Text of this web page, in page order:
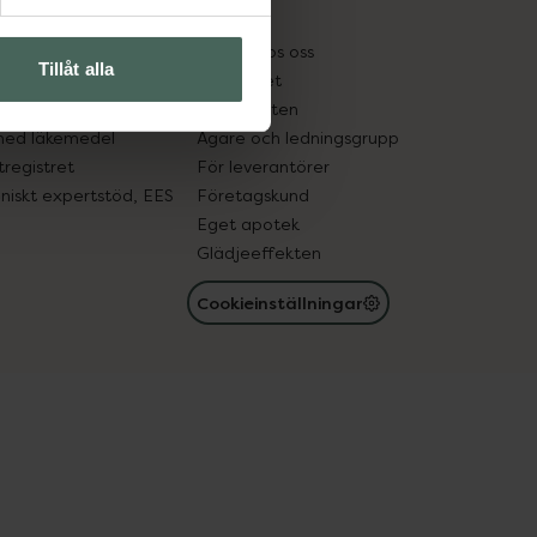
Tillåt alla
in gammal medicin
läkemedel
expertstöd, EES
Pressrum
Jobba hos oss
Hållbarhet
Samarbeten
Ägare och ledningsgrupp
För leverantörer
Företagskund
Eget apotek
Glädjeeffekten
Cookieinställningar